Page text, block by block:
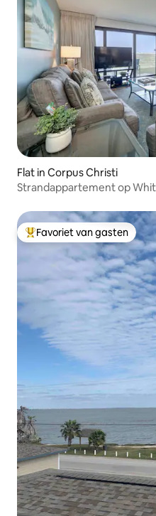
Flat in Corpus Christi
Strandappartement op
Topfavoriet van gasten
Favoriet van gasten